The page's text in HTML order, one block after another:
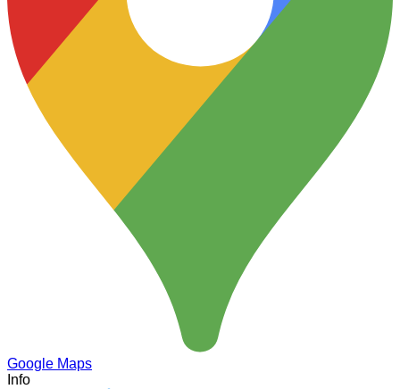
Google Maps
Info